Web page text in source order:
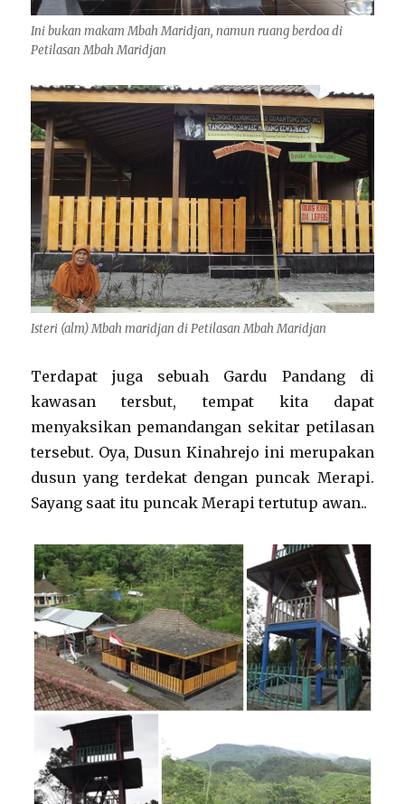
Ini bukan makam Mbah Maridjan, namun ruang berdoa di
Petilasan Mbah Maridjan
Isteri (alm) Mbah maridjan di Petilasan Mbah Maridjan
Terdapat juga sebuah Gardu Pandang di
kawasan tersbut, tempat kita dapat
menyaksikan pemandangan sekitar petilasan
tersebut. Oya, Dusun Kinahrejo ini merupakan
dusun yang terdekat dengan puncak Merapi.
Sayang saat itu puncak Merapi tertutup awan..